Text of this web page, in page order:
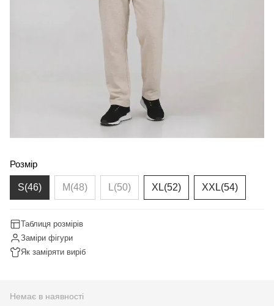
Розмір
S(46) M(48) L(50) XL(52) XXL(54)
Таблиця розмірів
Заміри фігури
Як заміряти виріб
Немає в наявності